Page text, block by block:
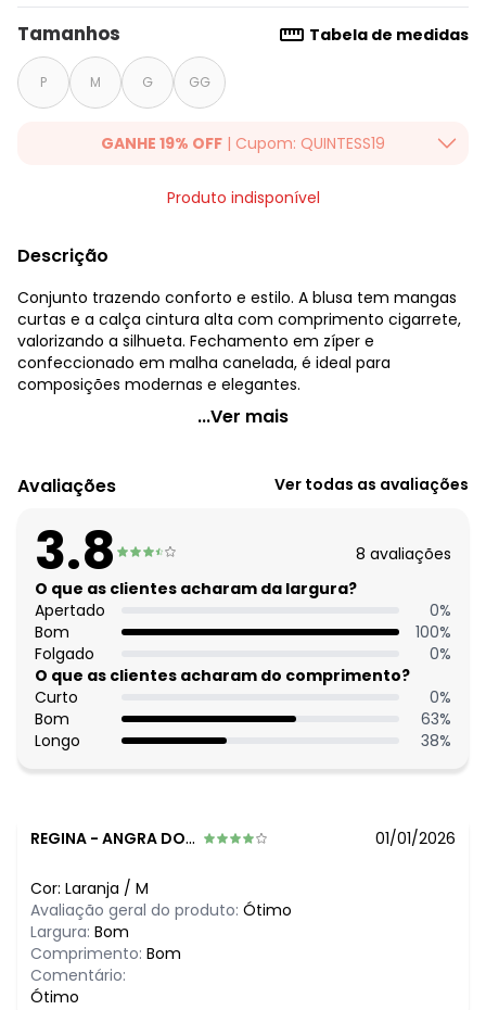
Tamanhos Tabela de medidas
P M G GG
GANHE 19% OFF | Cupom: QUINTESS19
QUINTESS19. Válido para toda loja Quintess, até 07/08/2026.
Produto indisponível
Descrição
Conjunto trazendo conforto e estilo. A blusa tem mangas
curtas e a calça cintura alta com comprimento cigarrete,
valorizando a silhueta. Fechamento em zíper e
confeccionado em malha canelada, é ideal para
composições modernas e elegantes.
Quintess - Conjunto Terracota em Malha Canelada
Modelagem: Solta
Comprimento da manga: Curta
Cintura: Alta
Comprimento: Cigarrete
Fechamento: Em zíper
Material: Malha Canelada
Estação: Ano Inteiro
Situação de Uso: Casual
Composição Material: 95% Poliéster, 5% Elastano
Histórico de preços
O preço apresentado abaixo é o menor oferecido em
algum dia do mês, para o menor tamanho disponível.
junho/2026 N/D*
abril/2026
março/2026
fevereiro/2026
...Ver mais
Avaliações Ver todas as avaliações
3.8 8 avaliações
O que as clientes acharam da largura?
Apertado
0%
Bom
100%
Folgado
0%
O que as clientes acharam do comprimento?
Curto
0%
Bom
63%
Longo
38%
REGINA - ANGRA DOS REIS - RJ 01/01/2026
Cor: Laranja / M
Avaliação geral do produto: Ótimo
Largura: Bom
Comprimento: Bom
Comentário:
Ótimo